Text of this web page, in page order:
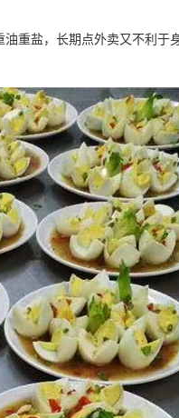
重盐，长期点外卖又不利于